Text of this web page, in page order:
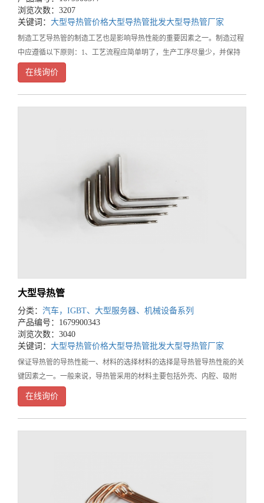
浏览次数：3207
关键词： 大型导热管价格大型导热管批发大型导热管厂家
制造工艺导热管的制造工艺也是影响导热性能的重要因素之一。制造过程
中应遵循以下原则：1、工艺流程应简单明了，生产工序尽量少，并保持
一定的连续性；2、在制造过程中尽量减小材料的损耗率，保证导热管的
性能；3、制造过程中应保持高精度的质量控制
在线询价
大型导热管
分类： 汽车，IGBT、大型服务器、机械设备系列
产品编号：1679900343
浏览次数：3040
关键词： 大型导热管价格大型导热管批发大型导热管厂家
保证导热管的导热性能一、材料的选择材料的选择是导热管导热性能的关
键因素之一。一般来说，导热管采用的材料主要包括外壳、内腔、吸附
剂、工作流体等组成部分。其中，外壳材料应具有高强度、高密度、高导
热性等特点；内腔材料应具有良好的热稳定性、低热膨胀
在线询价